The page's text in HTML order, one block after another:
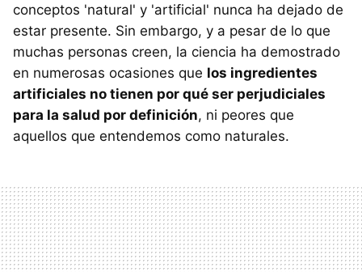
conceptos 'natural' y 'artificial' nunca ha dejado de
estar presente. Sin embargo, y a pesar de lo que
muchas personas creen, la ciencia ha demostrado
en numerosas ocasiones que los ingredientes
artificiales no tienen por qué ser perjudiciales
para la salud por definición, ni peores que
aquellos que entendemos como naturales.